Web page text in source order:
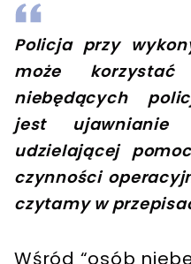
Policja przy
może
niebędących
jest
udzielającej
czynności
czytamy w